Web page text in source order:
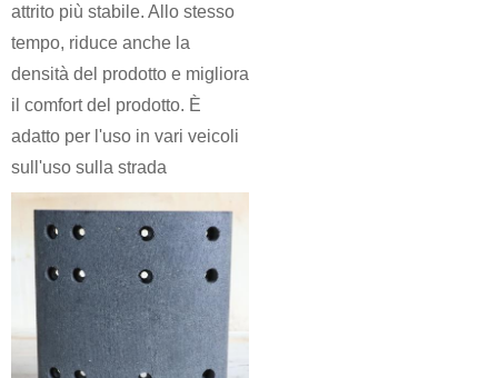
attrito più stabile. Allo stesso
tempo, riduce anche la
densità del prodotto e migliora
il comfort del prodotto. È
adatto per l'uso in vari veicoli
sull'uso sulla strada